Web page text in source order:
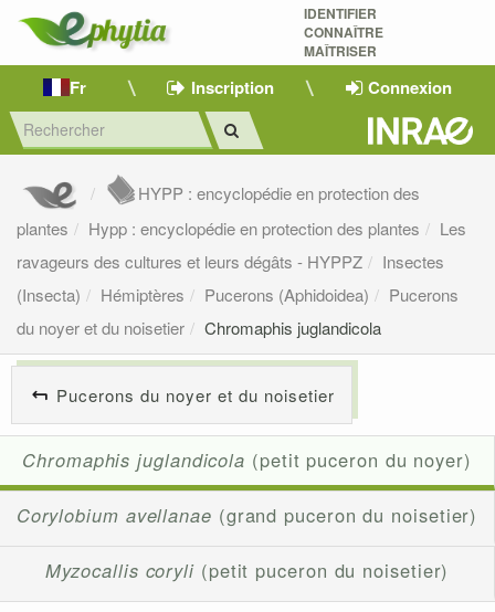
IDENTIFIER
CONNAÎTRE
MAÎTRISER
Fr Inscription Connexion
HYPP : encyclopédie en protection des
plantes
Hypp : encyclopédie en protection des plantes
Les
ravageurs des cultures et leurs dégâts - HYPPZ
Insectes
(Insecta)
Hémiptères Pucerons (Aphidoidea)
Pucerons
du noyer et du noisetier
Chromaphis juglandicola
Pucerons du noyer et du noisetier
Chromaphis juglandicola (petit puceron du noyer)
Corylobium avellanae (grand puceron du noisetier)
Myzocallis coryli (petit puceron du noisetier)